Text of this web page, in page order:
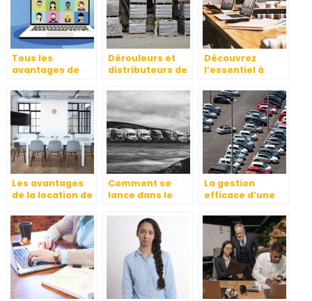
Tous les
avantages de
LMS pour votre
entreprise
Dérouleurs et
distributeurs de
Découvrez
l’essentiel à
entreprise, le
travail et le
capital
Les avantages
de la location de
Comment se
lance dans le
livraison de
marchandises
ou de personnes
La gestion
efficace d’une
automobile